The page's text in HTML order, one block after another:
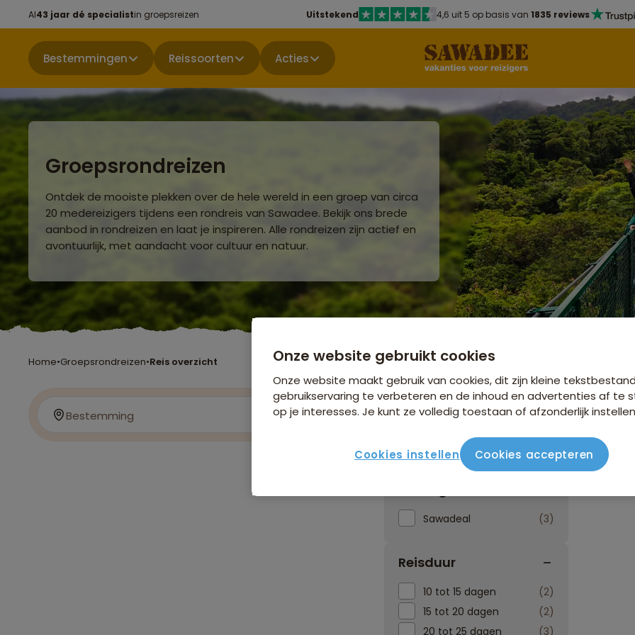
Al43 jaar dé specialistin groepsreizen Uitstekend 4,6 uit 5 op basis van 1835 reviews
Bestemmingen Reissoorten Acties
Groepsrondreizen
Ontdek de mooiste plekken over de hele wereld in een groep van circa
20 medereizigers tijdens een rondreis van Sawadee. Bekijk ons brede
aanbod in rondreizen en laat je inspireren. Alle rondreizen zijn actief en
avontuurlijk, met aandacht voor cultuur en natuur.
Home•Groepsrondreizen•Reis overzicht
Bestemming Reissoorten
Sawadeal 3
Reisduur
10 tot 15 dagen
2
15 tot 20 dagen
2
20 tot 25 dagen
3
Onze website gebruikt cookies
Onze website maakt gebruik van cookies, dit zijn kleine
gebruikservaring te verbeteren en de inhoud en advertenties af te
op je interesses. Je kunt ze volledig toestaan of afzonderlijk
Cookies instellen Cookies accepteren